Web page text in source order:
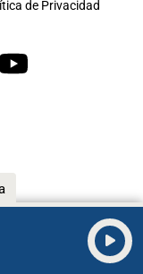
de Privacidad